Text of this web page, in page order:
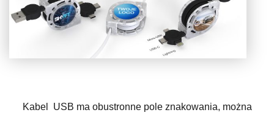
Kabel USB ma obustronne pole znakowania, można